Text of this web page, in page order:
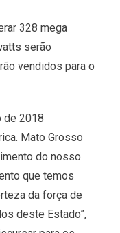
328 mega
serão
vendidos para o
de 2018
Mato Grosso
do nosso
que temos
da força de
deste Estado”,